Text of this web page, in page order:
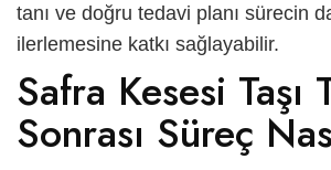
tanı ve doğru tedavi planı sürecin
ilerlemesine katkı sağlayabilir.
Safra Kesesi Taşı
Sonrası Süreç